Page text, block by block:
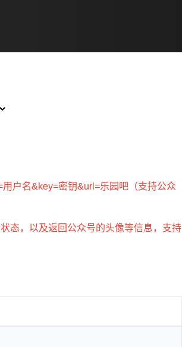
户名&key=密钥&url=乐园吧（支持公众
态，以及返回公众号的头像等信息，支持